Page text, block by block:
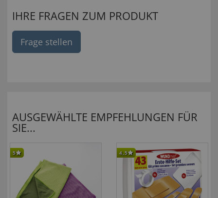
IHRE FRAGEN ZUM PRODUKT
Frage stellen
AUSGEWÄHLTE EMPFEHLUNGEN FÜR
SIE...
5 4,5